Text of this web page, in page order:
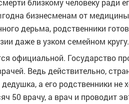
близкому человеку ради
бизнесменам от
дерьма, родственники
даже в узком семейном кругу.
официальной. Государство
Ведь действительно,
а его родственники не
50 врачу, а врач и проводит